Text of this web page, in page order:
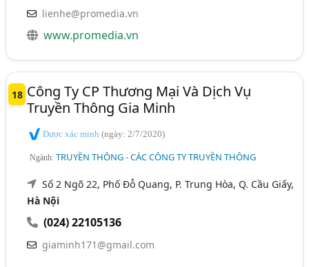
lienhe@promedia.vn
www.promedia.vn
18 Công Ty CP Thương Mại Và Dịch Vụ
Truyền Thông Gia Minh
Được xác minh(ngày: 2/7/2020)
Ngành:TRUYỀN THÔNG - CÁC CÔNG TY TRUYỀN THÔNG
Số 2 Ngõ 22, Phố Đỗ Quang, P. Trung Hòa, Q. Cầu Giấy,
Hà Nội
(024) 22105136
giaminh171@gmail.com